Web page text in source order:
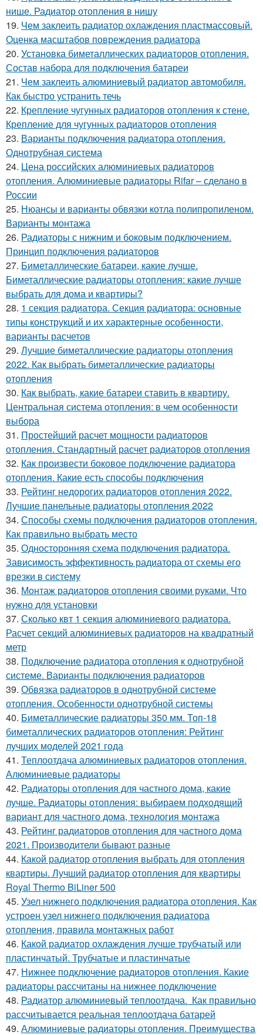
нише. Радиатор отопления в нишу
19. Чем заклеить радиатор охлаждения пластмассовый.
Оценка масштабов повреждения радиатора
20. Установка биметаллических радиаторов отопления.
Состав набора для подключения батареи
21. Чем заклеить алюминиевый радиатор автомобиля.
Как быстро устранить течь
22. Крепление чугунных радиаторов отопления к стене.
Крепление для чугунных радиаторов отопления
23. Варианты подключения радиатора отопления.
Однотрубная система
24. Цена российских алюминиевых радиаторов
отопления. Алюминиевые радиаторы Rifar – сделано в
России
25. Нюансы и варианты обвязки котла полипропиленом.
Варианты монтажа
26. Радиаторы с нижним и боковым подключением.
Принцип подключения радиаторов
27. Биметаллические батареи, какие лучше.
Биметаллические радиаторы отопления: какие лучше
выбрать для дома и квартиры?
28. 1 секция радиатора. Секция радиатора: основные
типы конструкций и их характерные особенности,
варианты расчетов
29. Лучшие биметаллические радиаторы отопления
2022. Как выбрать биметаллические радиаторы
отопления
30. Как выбрать, какие батареи ставить в квартиру.
Центральная система отопления: в чем особенности
выбора
31. Простейший расчет мощности радиаторов
отопления. Стандартный расчет радиаторов отопления
32. Как произвести боковое подключение радиатора
отопления. Какие есть способы подключения
33. Рейтинг недорогих радиаторов отопления 2022.
Лучшие панельные радиаторы отопления 2022
34. Способы схемы подключения радиаторов отопления.
Как правильно выбрать место
35. Односторонняя схема подключения радиатора.
Зависимость эффективность радиатора от схемы его
врезки в систему
36. Монтаж радиаторов отопления своими руками. Что
нужно для установки
37. Сколько квт 1 секция алюминиевого радиатора.
Расчет секций алюминиевых радиаторов на квадратный
метр
38. Подключение радиатора отопления к однотрубной
системе. Варианты подключения радиаторов
39. Обвязка радиаторов в однотрубной системе
отопления. Особенности однотрубной системы
40. Биметаллические радиаторы 350 мм. Топ-18
биметаллических радиаторов отопления: Рейтинг
лучших моделей 2021 года
41. Теплоотдача алюминиевых радиаторов отопления.
Алюминиевые радиаторы
42. Радиаторы отопления для частного дома, какие
лучше. Радиаторы отопления: выбираем подходящий
вариант для частного дома, технология монтажа
43. Рейтинг радиаторов отопления для частного дома
2021. Производители бывают разные
44. Какой радиатор отопления выбрать для отопления
квартиры. Лучший радиатор отопления для квартиры
Royal Thermo BiLiner 500
45. Узел нижнего подключения радиатора отопления. Как
устроен узел нижнего подключения радиатора
отопления, правила монтажных работ
46. Какой радиатор охлаждения лучше трубчатый или
пластинчатый. Трубчатые и пластинчатые
47. Нижнее подключение радиаторов отопления. Какие
радиаторы рассчитаны на нижнее подключение
48. Радиатор алюминиевый теплоотдача. Как правильно
рассчитывается реальная теплоотдача батарей
49. Алюминиевые радиаторы отопления. Преимущества